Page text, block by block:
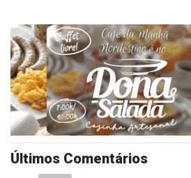
Últimos Comentários